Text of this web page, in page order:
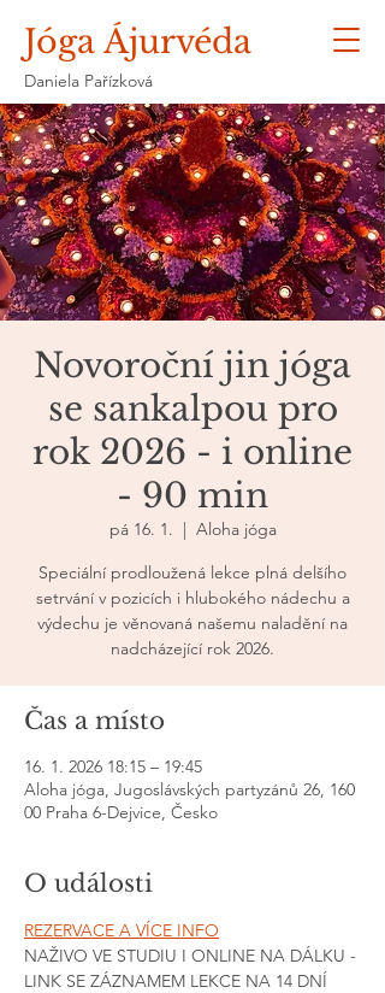
Jóga Ájurvéda
Daniela Pařízková
Novoroční jin jóga
se sankalpou pro
rok 2026 - i online
- 90 min
pá 16. 1.
  |
Aloha jóga
Speciální prodloužená lekce plná delšího
setrvání v pozicích i hlubokého nádechu a
výdechu je věnovaná našemu naladění na
nadcházející rok 2026.
Čas a místo
16. 1. 2026 18:15 – 19:45
Aloha jóga, Jugoslávských partyzánů 26, 160
00 Praha 6-Dejvice, Česko
O události
REZERVACE A VÍCE INFO
NAŽIVO VE STUDIU I ONLINE NA DÁLKU -
LINK SE ZÁZNAMEM LEKCE NA 14 DNÍ